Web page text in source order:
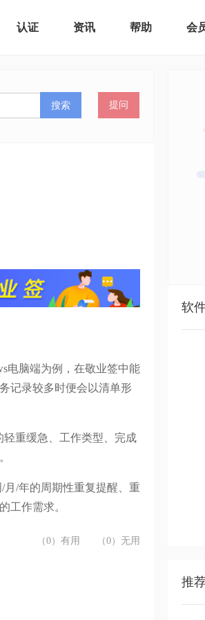
认证 资讯 帮助 会
搜索 提问
电脑端为例，在敬业签中能
记录较多时便会以清单形
轻重缓急、工作类型、完成
/年的周期性重复提醒、重
工作需求。
（0）有用 （0）无用
软
推